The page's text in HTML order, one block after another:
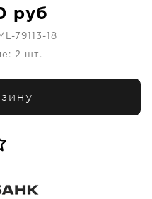
руб
79113-18
2 шт.